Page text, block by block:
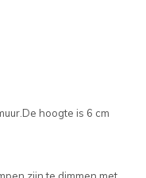
hoogte is 6 cm